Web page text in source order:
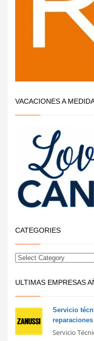
VACACIONES A
CATEGORIES
ULTIMAS EMPRESAS
Servicio
Servicio